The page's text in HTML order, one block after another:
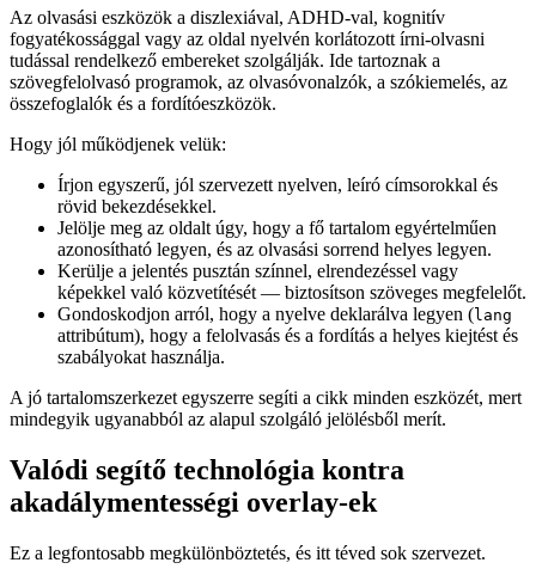
Az olvasási eszközök a diszlexiával, ADHD-val, kognitív
fogyatékossággal vagy az oldal nyelvén korlátozott írni-olvasni
tudással rendelkező embereket szolgálják. Ide tartoznak a
szövegfelolvasó programok, az olvasóvonalzók, a szókiemelés, az
összefoglalók és a fordítóeszközök.
Hogy jól működjenek velük:
Írjon egyszerű, jól szervezett nyelven, leíró címsorokkal és
rövid bekezdésekkel.
Jelölje meg az oldalt úgy, hogy a fő tartalom egyértelműen
azonosítható legyen, és az olvasási sorrend helyes legyen.
Kerülje a jelentés pusztán színnel, elrendezéssel vagy
képekkel való közvetítését — biztosítson szöveges megfelelőt.
Gondoskodjon arról, hogy a nyelve deklarálva legyen (lang
attribútum), hogy a felolvasás és a fordítás a helyes kiejtést és
szabályokat használja.
A jó tartalomszerkezet egyszerre segíti a cikk minden eszközét, mert
mindegyik ugyanabból az alapul szolgáló jelölésből merít.
Valódi segítő technológia kontra
akadálymentességi overlay-ek
Ez a legfontosabb megkülönböztetés, és itt téved sok szervezet.